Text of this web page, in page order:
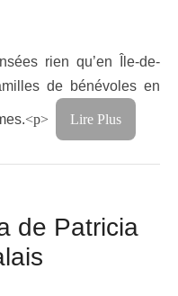
rien qu’en Île-de-
de bénévoles en
<p> Lire Plus
de Patricia